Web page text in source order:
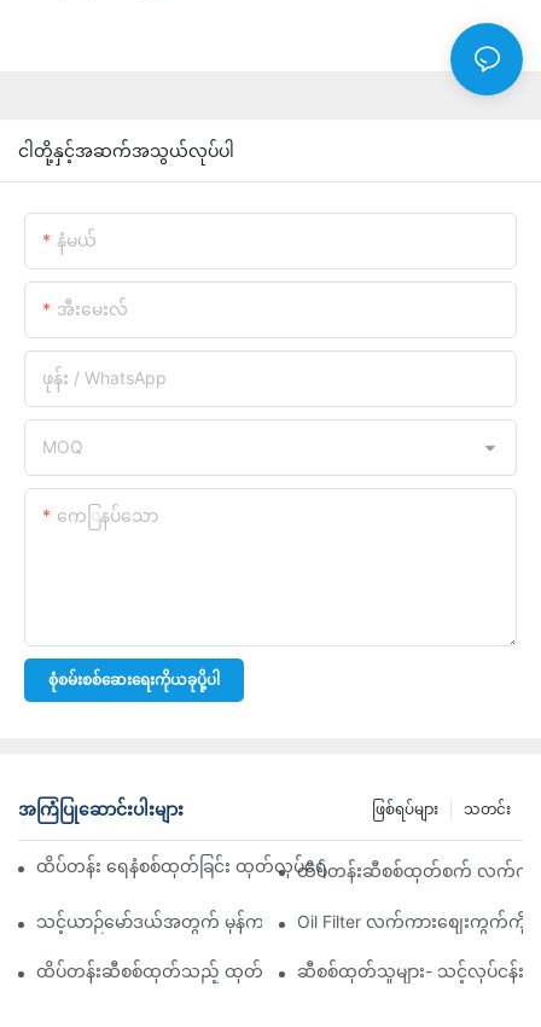
ငါတို့နှင့်အဆက်အသွယ်လုပ်ပါ
နံမယ်
အီးမေးလ်
ဖုန်း / WhatsApp
MOQ
ကေြနပ်သော
စုံစမ်းစစ်ဆေးရေးကိုယခုပို့ပါ
အကြံပြုဆောင်းပါးများ သတင်း
ဖြစ်ရပ်များ
ထိပ်တန်း ရေနံစစ်ထုတ်ခြင်း ထုတ်လုပ်ရေးကုမ္ပဏီများ- ပြည့်စုံသော ခ
ထိပ်တန်းဆီစစ်ထုတ်စက် လက်ကား
သင့်ယာဉ်မော်ဒယ်အတွက် မှန်ကန်သော ဆီစစ်ထုတ်စက်ကို ရွေးချယ်ခြင်း-
Oil Filter လက်ကားစျေးကွက်ကို
ထိပ်တန်းဆီစစ်ထုတ်သည့် ထုတ်လုပ်သူများနှင့် ၎င်းတို့၏ ဆန်းသစ်တီထွင်မှု
ဆီစစ်ထုတ်သူများ- သင့်လုပ်ငန်း